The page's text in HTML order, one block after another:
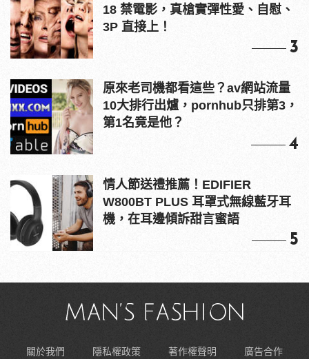
18 禁電影，真槍實彈性愛、自慰、
3P 直接上！
3
原來老司機都看這些？av網站流量
10大排行出爐，pornhub只排第3，
第1名竟是他？
4
情人節送禮推薦！EDIFIER
W800BT PLUS 耳罩式無線藍牙耳
機，在耳邊傾訴甜言蜜語
5
關於我們 隱私權政策 著作權聲明 廣告合作